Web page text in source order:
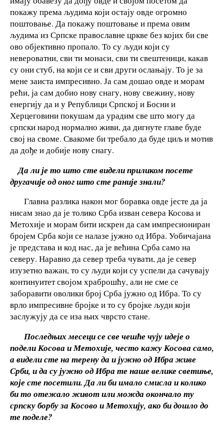
покажу према људима који остају овде огромно
поштовање. Да покажу поштовање и према овим
људима из Српске православне цркве без којих би све
ово објективно пропало. То су људи који су
невероватни, сви ти монаси, сви ти свештеници, какав
су они стуб, на који се и сви други ослањају. То је за
мене заиста импресивно. Ја сам дошао овде и морам
рећи, ја сам добио нову снагу, нову свежину, нову
енергију да и у Републици Српској и Босни и
Херцеговини покушам да урадим све што могу да
српски народ нормално живи, да дигнуте главе буде
свој на своме. Свакоме би требало да буде циљ и мотив
да дође и добије нову снагу.
Да ли је то што сте видели приликом посете
другачије од оног што сте раније знали?
Главна разлика након мог боравка овде јесте да ја
нисам знао да је толико Срба изван севера Косова и
Метохије и морам бити искрен да сам импресиониран
бројем Срба који се налазе јужно од Ибра. Уобичајана
је представа и код нас, да је већина Срба само на
северу. Наравно да север треба чувати, да је север
изузетно важан, то су људи који су успели да сачувају
континуитет својом храброшћу, али не сме се
заборавити оволики број Срба јужно од Ибра. То су
врло импресивне бројке и то су бројке људи који
заслужују да се иза њих чврсто стане.
Последњих месеци се све чешће чују идеје о
подели Косова и Метохије, често кажу Косова само,
а видели сте на терену да и јужно од Ибра живе
Срби, и да су јужно од Ибра те наше велике светиње,
које сте посетили. Да ли би имало смисла и колико
би то отежало живот или можда окончало ту
српску борбу за Косово и Метохију, ако би дошло до
те поделе?